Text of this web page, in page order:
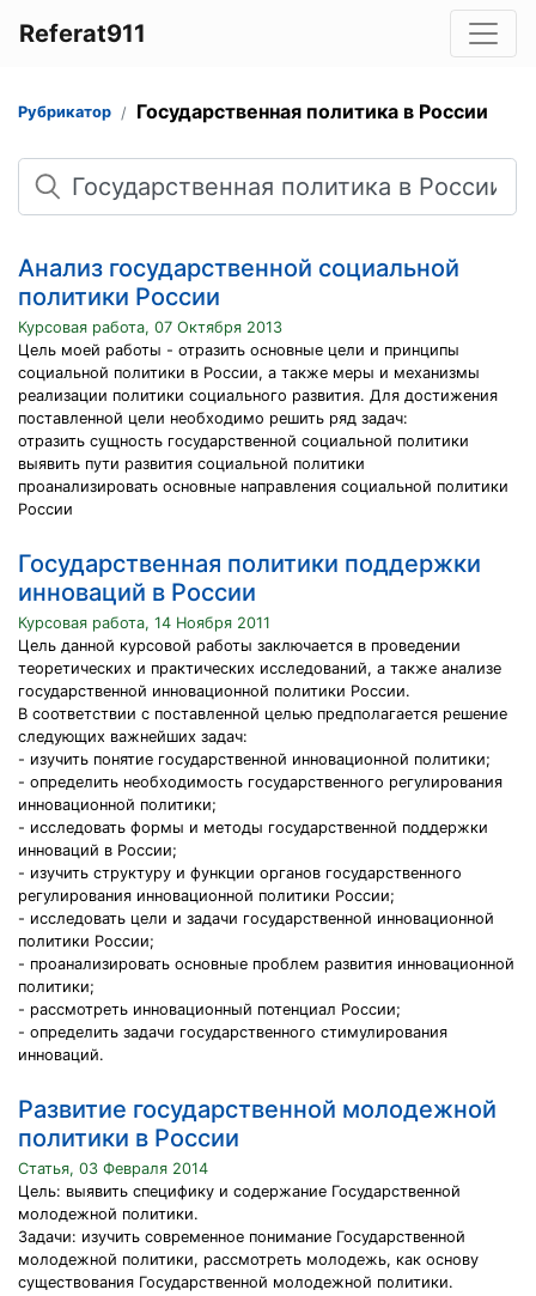
Referat911
Рубрикатор Государственная политика в России
Поиск
Анализ государственной социальной
политики России
Курсовая работа, 07 Октября 2013
Цель моей работы - отразить основные цели и принципы
социальной политики в России, а также меры и механизмы
реализации политики социального развития. Для достижения
поставленной цели необходимо решить ряд задач:
отразить сущность государственной социальной политики
выявить пути развития социальной политики
проанализировать основные направления социальной политики
России
Государственная политики поддержки
инноваций в России
Курсовая работа, 14 Ноября 2011
Цель данной курсовой работы заключается в проведении
теоретических и практических исследований, а также анализе
государственной инновационной политики России.
В соответствии с поставленной целью предполагается решение
следующих важнейших задач:
- изучить понятие государственной инновационной политики;
- определить необходимость государственного регулирования
инновационной политики;
- исследовать формы и методы государственной поддержки
инноваций в России;
- изучить структуру и функции органов государственного
регулирования инновационной политики России;
- исследовать цели и задачи государственной инновационной
политики России;
- проанализировать основные проблем развития инновационной
политики;
- рассмотреть инновационный потенциал России;
- определить задачи государственного стимулирования
инноваций.
Развитие государственной молодежной
политики в России
Статья, 03 Февраля 2014
Цель: выявить специфику и содержание Государственной
молодежной политики.
Задачи: изучить современное понимание Государственной
молодежной политики, рассмотреть молодежь, как основу
существования Государственной молодежной политики.